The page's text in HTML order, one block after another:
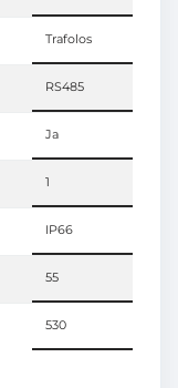
Trafolos
RS485
Ja
1
IP66
55
530